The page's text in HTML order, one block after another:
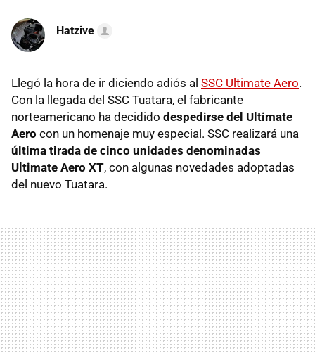
Hatzive
Llegó la hora de ir diciendo adiós al SSC Ultimate Aero.
Con la llegada del SSC Tuatara, el fabricante
norteamericano ha decidido despedirse del Ultimate
Aero con un homenaje muy especial. SSC realizará una
última tirada de cinco unidades denominadas
Ultimate Aero XT, con algunas novedades adoptadas
del nuevo Tuatara.